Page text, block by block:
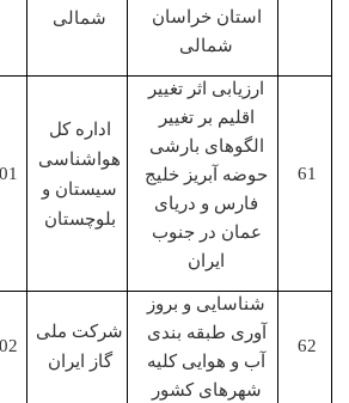
استان خراسان
شمالی
ارزیابی اثر تغییر
اقلیم بر تغییر
الگوهای بارشی
حوضه آبریز خلیج
فارس و دریای
عمان در جنوب
اداره کل
هواشناسی
سیستان و
بلوچستان
28/8/1401
شناسایی و بروز
آوری طبقه بندی
آب و هوایی کلیه
شهرهای کشور
شرکت ملی
گاز ایران
31/4/1402